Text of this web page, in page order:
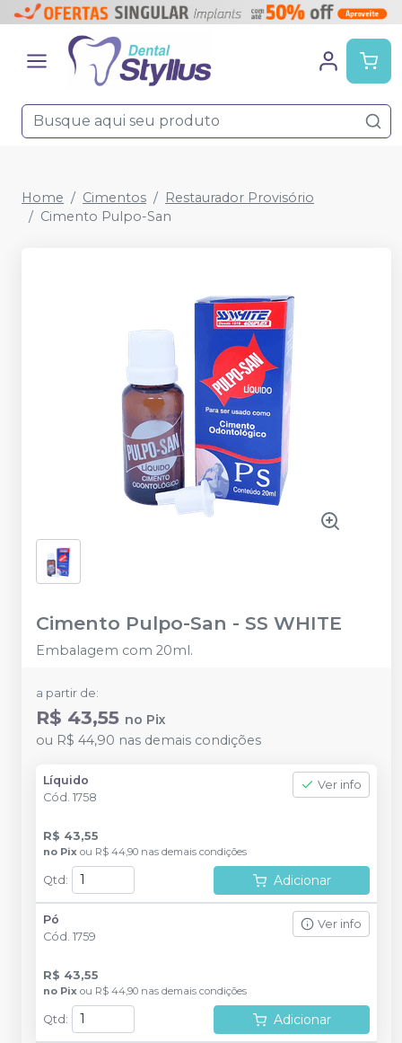
Home Cimentos
Restaurador Provisório
Cimento Pulpo-San
Cimento Pulpo-San - SS WHITE
Embalagem com 20ml.
a partir de:
R$ 43,55 no Pix
ou R$ 44,90 nas demais condições
Líquido
Cód. 1758
Ver info
R$ 43,55
no Pix ou R$ 44,90 nas demais condições
Qtd : Adicionar
Pó
Cód. 1759
Ver info
R$ 43,55
no Pix ou R$ 44,90 nas demais condições
Qtd : Adicionar